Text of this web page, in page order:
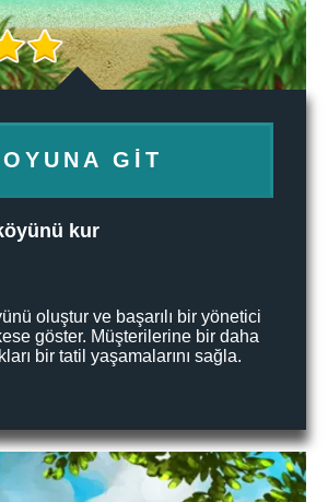
OYUNA GIT
kur
oluştur ve başarılı bir yönetici
göster. Müşterilerine bir daha
bir tatil yaşamalarını sağla.